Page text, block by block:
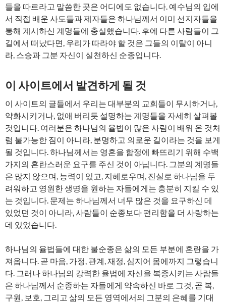
들을 따르라고 말씀한 곳은 어디에도 없습니다. 예수님의 입에
서 직접 배운 사도들과 제자들은 하나님께서 이미 선지자들을
통해 계시하신 계명들에 충실했습니다. 후에 다른 사람들이 그
길에서 떠났다면, 우리가 따라야 할 것은 그들의 이탈이 아니
라, 스승과 그분 자신이 실천하신 순종입니다.
이 사이트에서 발견하게 될 것
이 사이트의 글들에서 우리는 대부분의 교회들이 무시하거나,
약화시키거나, 없애 버리듯 설명하는 계명들을 자세히 살펴볼
것입니다. 여러분은 하나님의 율법이 많은 사람이 배워 온 것처
럼 불가능한 짐이 아니라, 분명하고 의로운 길이라는 것을 보게
될 것입니다. 하나님께서는 영혼을 함정에 빠뜨리기 위해 수백
가지의 혼란스러운 요구를 주신 것이 아닙니다. 그분의 계명들
은 많지 않으며, 능력이 있고, 지혜로우며, 진실로 하나님을 두
려워하고 영원한 생명을 원하는 자들에게는 충분히 지킬 수 있
는 것입니다. 문제는 하나님께서 너무 많은 것을 요구하신 데
있었던 것이 아니라, 사람들이 순종보다 편리함을 더 사랑하는
데 있었습니다.
하나님의 율법들에 대한 불순종은 삶의 모든 부분에 혼란을 가
져옵니다. 곧 마음, 가정, 관계, 재정, 심지어 몸에까지 그렇습니
다. 그러나 하나님의 강력한 율법에 자신을 복종시키는 사람들
은 하나님께서 순종하는 자들에게 약속하신 바로 그것, 곧 복,
구원, 보호, 그리고 삶의 모든 영역에서의 그분의 은혜를 기대